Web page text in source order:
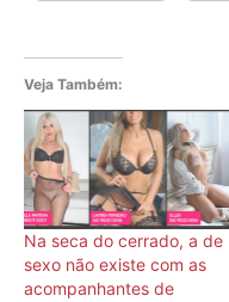
Veja Também:
Na seca do cerrado, a de
sexo não existe com as
acompanhantes de